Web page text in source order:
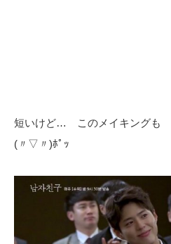
短いけど… このメイキングも
(〃▽〃)ﾎﾟｯ